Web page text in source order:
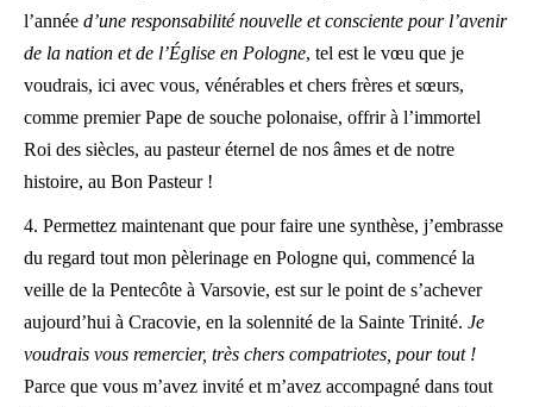
l’année d’une responsabilité nouvelle et consciente pour l’avenir
de la nation et de l’Église en Pologne, tel est le vœu que je
voudrais, ici avec vous, vénérables et chers frères et sœurs,
comme premier Pape de souche polonaise, offrir à l’immortel
Roi des siècles, au pasteur éternel de nos âmes et de notre
histoire, au Bon Pasteur !
4. Permettez maintenant que pour faire une synthèse, j’embrasse
du regard tout mon pèlerinage en Pologne qui, commencé la
veille de la Pentecôte à Varsovie, est sur le point de s’achever
aujourd’hui à Cracovie, en la solennité de la Sainte Trinité. Je
voudrais vous remercier, très chers compatriotes, pour tout !
Parce que vous m’avez invité et m’avez accompagné dans tout